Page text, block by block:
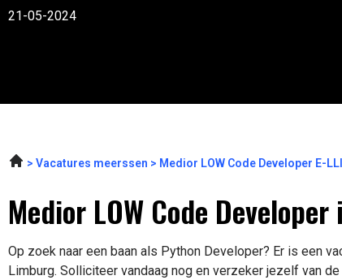
21-05-2024
Vacatures meerssen Medior LOW Code Developer E-
Medior LOW Code
Op zoek naar een baan als Python Developer? Er is een
Limburg. Solliciteer vandaag nog en verzeker jezelf van de